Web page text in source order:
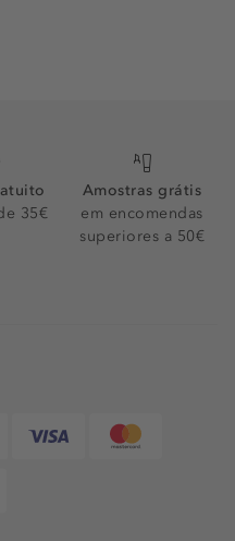
das unhas vermelhas
de esmalte surge na a
pintor de carros Maurice
se tornou a cor preferida
como Marilyn Monroe e
a ser uma opção,
e sofisticação,
todo o mundo. A Dior
35€
Amostras grátis
em encomendas
superiores a 50€